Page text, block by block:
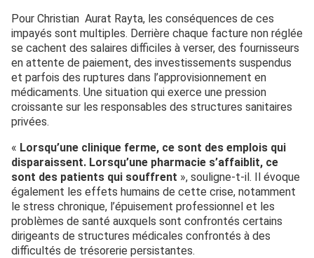
Pour Christian Aurat Rayta, les conséquences de ces
impayés sont multiples. Derrière chaque facture non réglée
se cachent des salaires difficiles à verser, des fournisseurs
en attente de paiement, des investissements suspendus
et parfois des ruptures dans l’approvisionnement en
médicaments. Une situation qui exerce une pression
croissante sur les responsables des structures sanitaires
privées.
« Lorsqu’une clinique ferme, ce sont des emplois qui
disparaissent. Lorsqu’une pharmacie s’affaiblit, ce
sont des patients qui souffrent », souligne-t-il. Il évoque
également les effets humains de cette crise, notamment
le stress chronique, l’épuisement professionnel et les
problèmes de santé auxquels sont confrontés certains
dirigeants de structures médicales confrontés à des
difficultés de trésorerie persistantes.